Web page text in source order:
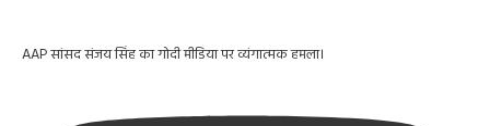
AAP सांसद संजय सिंह का गोदी मीडिया पर व्यंगात्मक हमला।